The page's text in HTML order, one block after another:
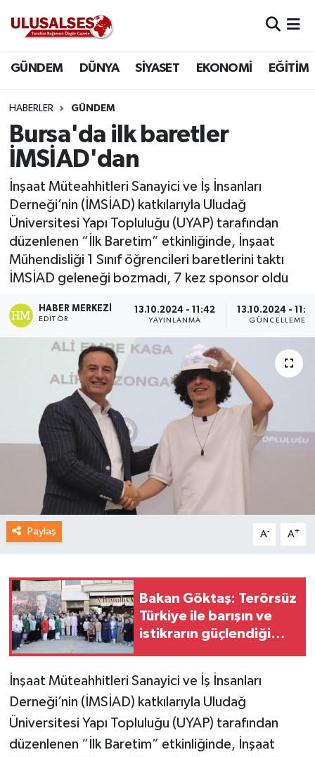
GÜNDEM DÜNYA SİYASET EKONOMİ EĞİTİM
HABERLER GÜNDEM
Bursa'da ilk baretler
İMSİAD'dan
İnşaat Müteahhitleri Sanayici ve İş İnsanları
Derneği’nin (İMSİAD) katkılarıyla Uludağ
Üniversitesi Yapı Topluluğu (UYAP) tarafından
düzenlenen “İlk Baretim” etkinliğinde, İnşaat
Mühendisliği 1 Sınıf öğrencileri baretlerini taktı
İMSİAD geleneği bozmadı, 7 kez sponsor oldu
HABER MERKEZI
EDITÖR
13.10.2024 - 11:42
YAYINLANMA
13.10.2024 -
GÜNCELLEME
Paylaş A- A+
Bakan Göktaş: Terörsüz
Türkiye ile barışın ve
istikrarın güçlendiği
İnşaat Müteahhitleri Sanayici ve İş İnsanları
Derneği’nin (İMSİAD) katkılarıyla Uludağ
Üniversitesi Yapı Topluluğu (UYAP) tarafından
düzenlenen “İlk Baretim” etkinliğinde, İnşaat
DÜNYA
SİYASET
EKONOMİ
EĞİTİM
MAGAZİN
SPOR
Trafik Durumu
Süper Lig Puan Durumu ve Fikstür
Tüm Manşetler
Son Dakika Haberleri
Haber Arşivi